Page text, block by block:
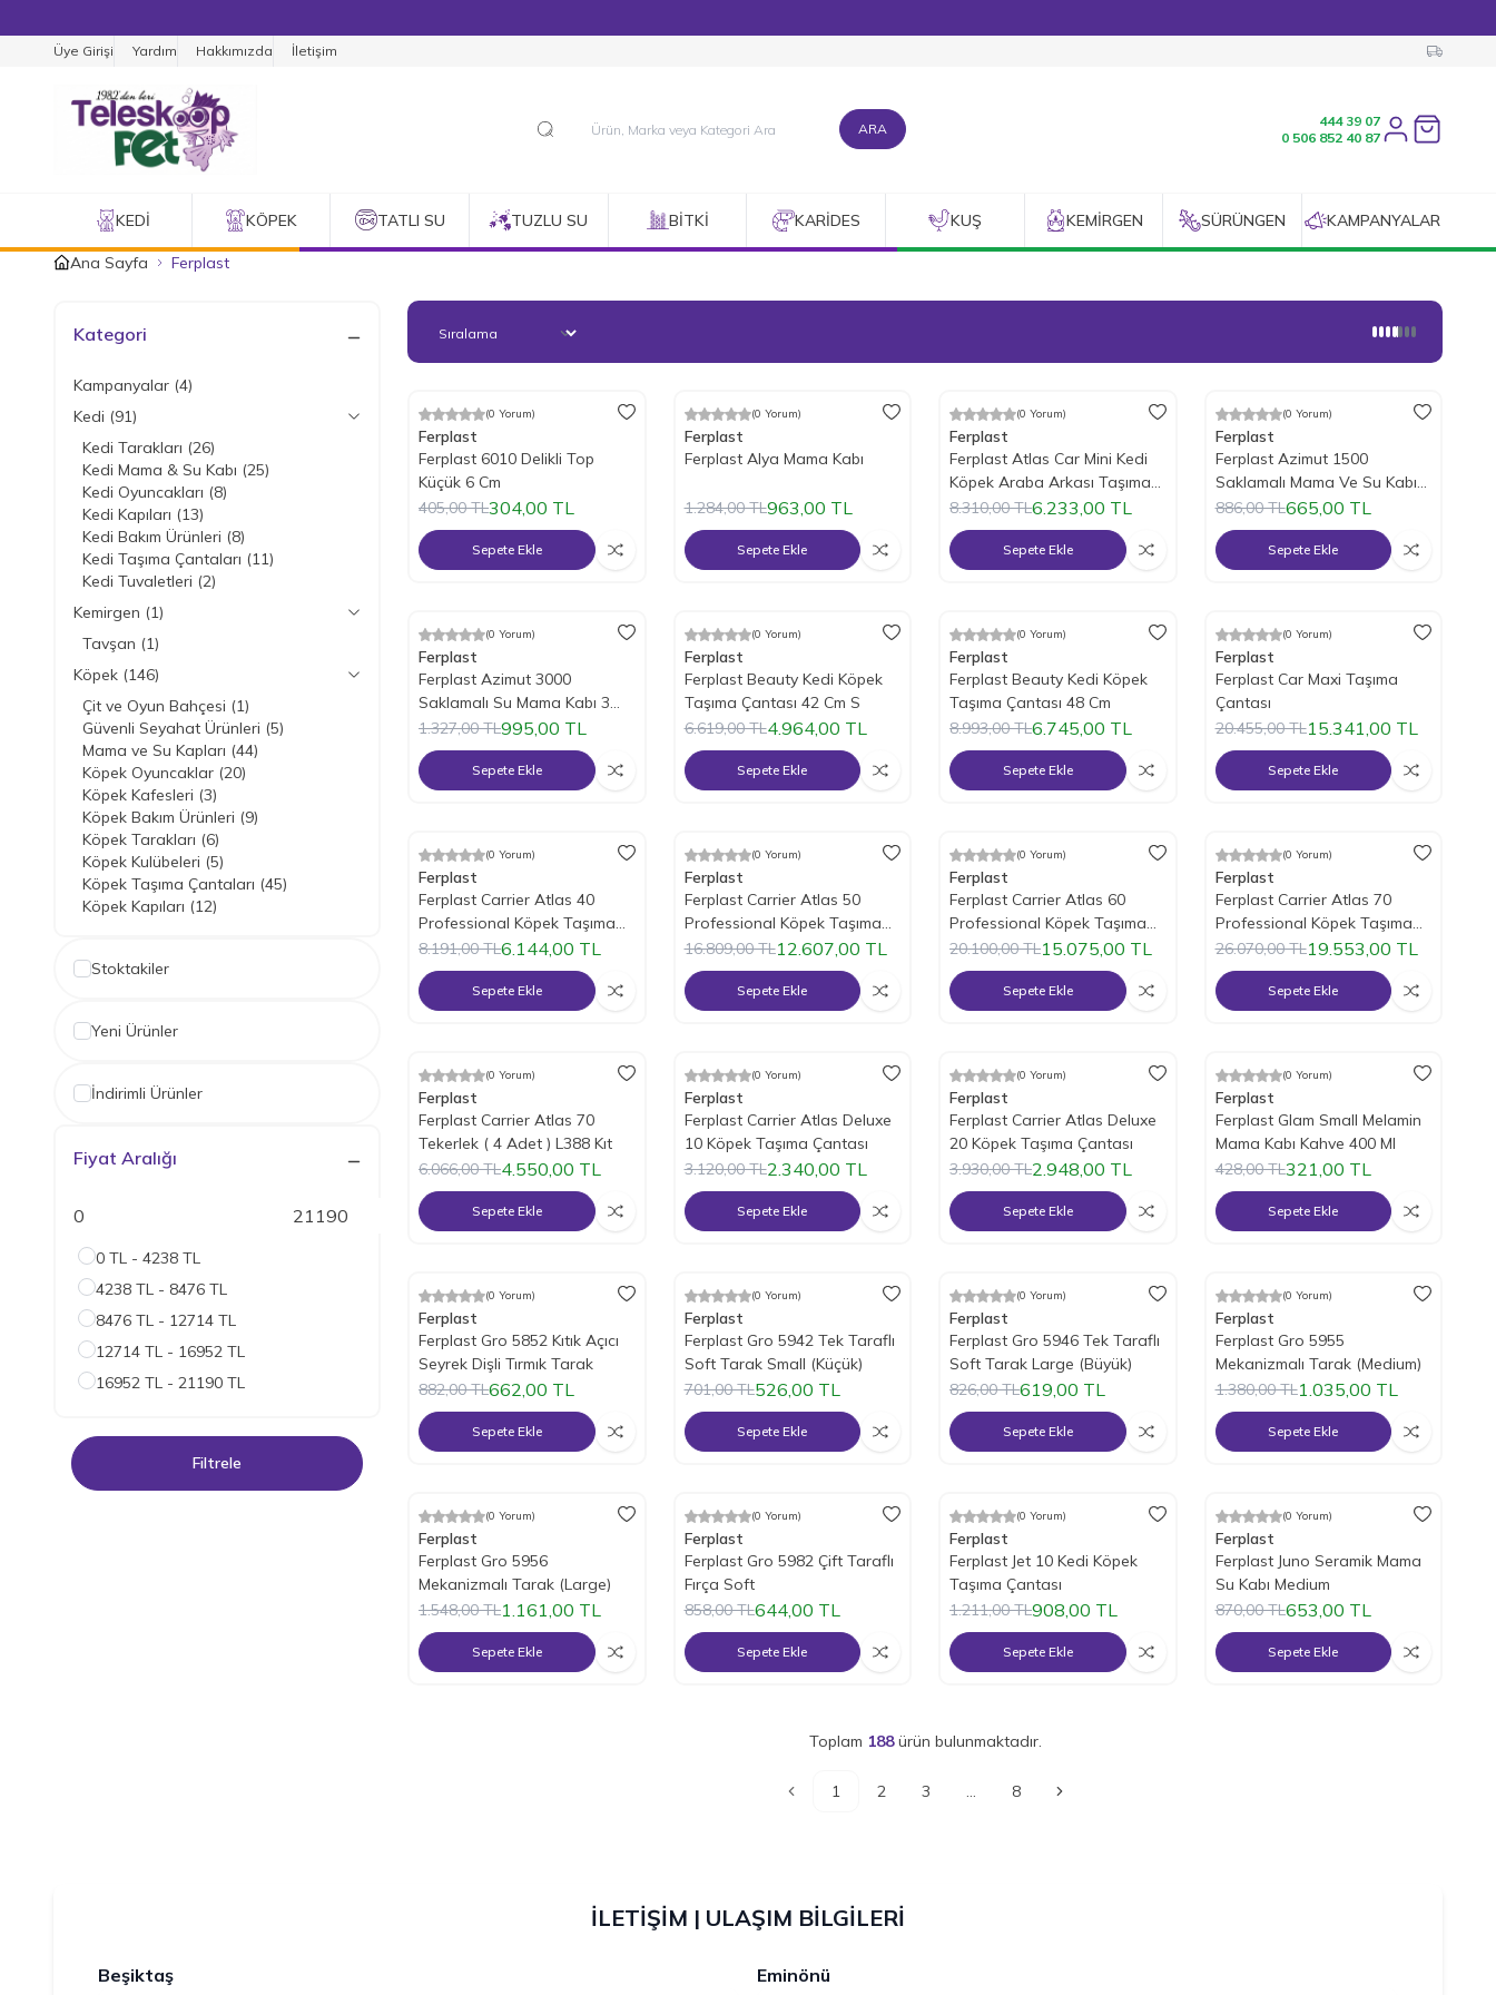
Üye Girişi Yardım Hakkımızda İletişim
ARA
444 39 07
0 506 852 40 87
Favorilerim
KEDI KÖPEK TATLI SU TUZLU SU BITKI KARIDES KUŞ KEMIRGEN SÜRÜNGEN KAMPANYALAR
Ana Sayfa Ferplast
Kategori
Kampanyalar (4)
Kedi (91)
Kedi Tarakları (26)
Kedi Mama & Su Kabı (25)
Kedi Oyuncakları (8)
Kedi Kapıları (13)
Kedi Bakım Ürünleri (8)
Kedi Taşıma Çantaları (11)
Kedi Tuvaletleri (2)
Kemirgen (1)
Tavşan (1)
Köpek (146)
Çit ve Oyun Bahçesi (1)
Güvenli Seyahat Ürünleri (5)
Mama ve Su Kapları (44)
Köpek Oyuncaklar (20)
Köpek Kafesleri (3)
Köpek Bakım Ürünleri (9)
Köpek Tarakları (6)
Köpek Kulübeleri (5)
Köpek Taşıma Çantaları (45)
Köpek Kapıları (12)
Stoktakiler
Yeni Ürünler
İndirimli Ürünler
Fiyat Aralığı
0 TL - 4238 TL
4238 TL - 8476 TL
8476 TL - 12714 TL
12714 TL - 16952 TL
16952 TL - 21190 TL
Filtrele
%25İndirim(0 Yorum)
Ferplast
Ferplast 6010 Delikli Top
Küçük 6 Cm
405,00TL304,00 TL
Sepete Ekle
%25İndirim(0 Yorum)
Ferplast
Ferplast Alya Mama Kabı
1.284,00TL963,00 TL
Sepete Ekle
%25İndirim(0 Yorum)
Ferplast
Ferplast Atlas Car Mini Kedi
Köpek Araba Arkası Taşıma
Kafesi 72X41X51 Cm
8.310,00TL6.233,00 TL
Sepete Ekle
%25İndirim(0 Yorum)
Ferplast
Ferplast Azimut 1500
Saklamalı Mama Ve Su Kabı
1,5 Litre
886,00TL665,00 TL
Sepete Ekle
%25İndirim(0 Yorum)
Ferplast
Ferplast Azimut 3000
Saklamalı Su Mama Kabı 3
Litre
1.327,00TL995,00 TL
Sepete Ekle
%25İndirim(0 Yorum)
Ferplast
Ferplast Beauty Kedi Köpek
Taşıma Çantası 42 Cm S
6.619,00TL4.964,00 TL
Sepete Ekle
%25İndirim(0 Yorum)
Ferplast
Ferplast Beauty Kedi Köpek
Taşıma Çantası 48 Cm
8.993,00TL6.745,00 TL
Sepete Ekle
%25İndirim(0 Yorum)
Ferplast
Ferplast Car Maxi Taşıma
Çantası
20.455,00TL15.341,00 TL
Sepete Ekle
%25İndirim(0 Yorum)
Ferplast
Ferplast Carrier Atlas 40
Professional Köpek Taşıma
Çantası
8.191,00TL6.144,00 TL
Sepete Ekle
%25İndirim(0 Yorum)
Ferplast
Ferplast Carrier Atlas 50
Professional Köpek Taşıma
Çantaları
16.809,00TL12.607,00 TL
Sepete Ekle
%25İndirim(0 Yorum)
Ferplast
Ferplast Carrier Atlas 60
Professional Köpek Taşıma
Çantaları
20.100,00TL15.075,00 TL
Sepete Ekle
%25İndirim(0 Yorum)
Ferplast
Ferplast Carrier Atlas 70
Professional Köpek Taşıma
Çantası
26.070,00TL19.553,00 TL
Sepete Ekle
%25İndirim(0 Yorum)
Ferplast
Ferplast Carrier Atlas 70
Tekerlek ( 4 Adet ) L388 Kıt
6.066,00TL4.550,00 TL
Sepete Ekle
%25İndirim(0 Yorum)
Ferplast
Ferplast Carrier Atlas Deluxe
10 Köpek Taşıma Çantası
3.120,00TL2.340,00 TL
Sepete Ekle
%25İndirim(0 Yorum)
Ferplast
Ferplast Carrier Atlas Deluxe
20 Köpek Taşıma Çantası
3.930,00TL2.948,00 TL
Sepete Ekle
%25İndirim(0 Yorum)
Ferplast
Ferplast Glam Small Melamin
Mama Kabı Kahve 400 Ml
428,00TL321,00 TL
Sepete Ekle
%25İndirim(0 Yorum)
Ferplast
Ferplast Gro 5852 Kıtık Açıcı
Seyrek Dişli Tırmık Tarak
882,00TL662,00 TL
Sepete Ekle
%25İndirim(0 Yorum)
Ferplast
Ferplast Gro 5942 Tek Taraflı
Soft Tarak Small (Küçük)
701,00TL526,00 TL
Sepete Ekle
%25İndirim(0 Yorum)
Ferplast
Ferplast Gro 5946 Tek Taraflı
Soft Tarak Large (Büyük)
826,00TL619,00 TL
Sepete Ekle
%25İndirim(0 Yorum)
Ferplast
Ferplast Gro 5955
Mekanizmalı Tarak (Medium)
1.380,00TL1.035,00 TL
Sepete Ekle
%25İndirim(0 Yorum)
Ferplast
Ferplast Gro 5956
Mekanizmalı Tarak (Large)
1.548,00TL1.161,00 TL
Sepete Ekle
%25İndirim(0 Yorum)
Ferplast
Ferplast Gro 5982 Çift Taraflı
Fırça Soft
858,00TL644,00 TL
Sepete Ekle
%25İndirim(0 Yorum)
Ferplast
Ferplast Jet 10 Kedi Köpek
Taşıma Çantası
1.211,00TL908,00 TL
Sepete Ekle
%25İndirim(0 Yorum)
Ferplast
Ferplast Juno Seramik Mama
Su Kabı Medium
870,00TL653,00 TL
Sepete Ekle
Toplam 188ürün bulunmaktadır.
1 2 3 ... 8
İLETİŞİM | ULAŞIM BİLGİLERİ
Beşiktaş Eminönü